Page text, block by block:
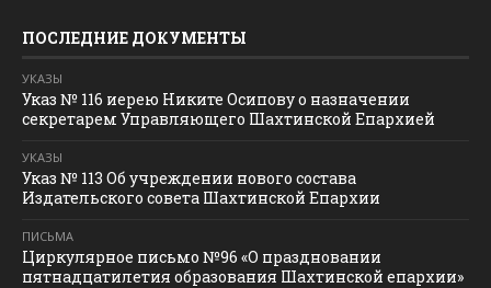
ПОСЛЕДНИЕ ДОКУМЕНТЫ
УКАЗЫ
Указ № 116 иерею Никите Осипову о назначении
секретарем Управляющего Шахтинской Епархией
УКАЗЫ
Указ № 113 Об учреждении нового состава
Издательского совета Шахтинской Епархии
ПИСЬМА
Циркулярное письмо №96 «О праздновании
пятнадцатилетия образования Шахтинской епархии»